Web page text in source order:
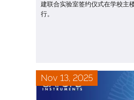
建联合实验室签约仪式在学校主
行。
Nov 13, 2025